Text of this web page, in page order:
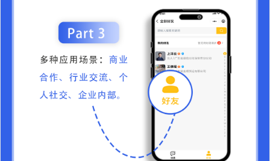
￥2899
加入购物车
微信小程序直播
加入购物车